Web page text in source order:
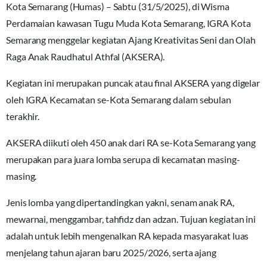
Kota Semarang (Humas) – Sabtu (31/5/2025), di Wisma
Perdamaian kawasan Tugu Muda Kota Semarang, IGRA Kota
Semarang menggelar kegiatan Ajang Kreativitas Seni dan Olah
Raga Anak Raudhatul Athfal (AKSERA).
Kegiatan ini merupakan puncak atau final AKSERA yang digelar
oleh IGRA Kecamatan se-Kota Semarang dalam sebulan
terakhir.
AKSERA diikuti oleh 450 anak dari RA se-Kota Semarang yang
merupakan para juara lomba serupa di kecamatan masing-
masing.
Jenis lomba yang dipertandingkan yakni, senam anak RA,
mewarnai, menggambar, tahfidz dan adzan. Tujuan kegiatan ini
adalah untuk lebih mengenalkan RA kepada masyarakat luas
menjelang tahun ajaran baru 2025/2026, serta ajang